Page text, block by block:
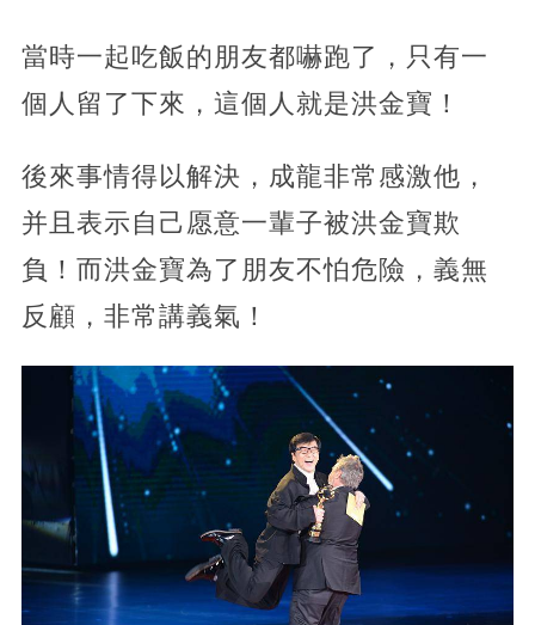
當時一起吃飯的朋友都嚇跑了，只有一
個人留了下來，這個人就是洪金寶！
後來事情得以解決，成龍非常感激他，
并且表示自己愿意一輩子被洪金寶欺
負！而洪金寶為了朋友不怕危險，義無
反顧，非常講義氣！